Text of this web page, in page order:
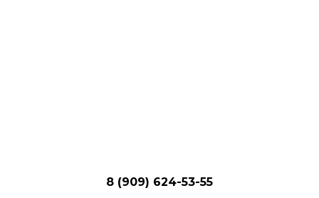
8 (909) 624-53-55